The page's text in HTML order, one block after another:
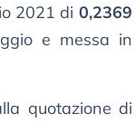
2021 di 0,2369
e messa in
quotazione di